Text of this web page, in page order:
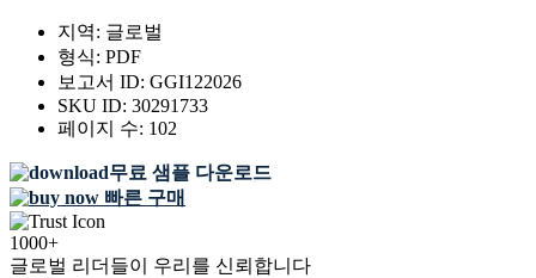
지역: 글로벌
형식: PDF
보고서 ID: GGI122026
SKU ID: 30291733
페이지 수: 102
무료 샘플 다운로드
빠른 구매
1000+
글로벌 리더들이 우리를 신뢰합니다